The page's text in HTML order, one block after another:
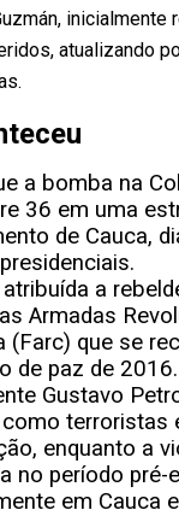
inicialmente
atualizando
a bomba na
36 em uma
de Cauca,
a
Armadas
(Farc) que se
de paz de 2016.
Gustavo
terroristas
enquanto a
no período pré-
em Cauca